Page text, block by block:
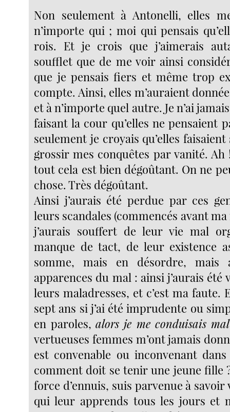
Non seulement à Antonelli, elles
n’importe qui ; moi qui pensais
rois. Et je crois que j’aimerais
soufflet que de me voir ainsi
que je pensais fiers et même trop
compte. Ainsi, elles m’auraient
et à n’importe quel autre. Je n’ai
faisant la cour qu’elles ne pensaient
seulement je croyais qu’elles
grossir mes conquêtes par vanité.
tout cela est bien dégoûtant. On ne
chose. Très dégoûtant.
Ainsi j’aurais été perdue par ces
leurs scandales (commencés avant ma
j’aurais souffert de leur vie mal
manque de tact, de leur existence
somme, mais en désordre, mais
apparences du mal : ainsi j’aurais été
leurs maladresses, et c’est ma faute.
sept ans si j’ai été imprudente ou
en paroles, alors je me conduisais mal
vertueuses femmes m’ont jamais
est convenable ou inconvenant
comment doit se tenir une jeune fille
force d’ennuis, suis parvenue à savoir
qui leur apprends tous les jours et